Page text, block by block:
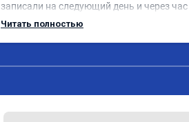
записали на следующий день и через час
работы машина реально поехала, во что я
Читать полностью